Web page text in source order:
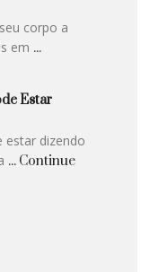
corpo a
em ...
Estar
estar dizendo
... Continue